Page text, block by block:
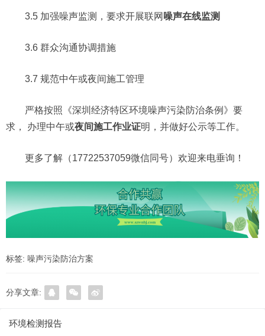
3.5 加强噪声监测，要求开展联网 噪声在线监测
3.6 群众沟通协调措施
3.7 规范中午或夜间施工管理
严格按照《深圳经济特区环境噪声污染防治条例》要
求， 办理中午或夜间施工作业证明，并做好公示等工作。
更多了解（17722537059微信同号）欢迎来电垂询！
标签: 噪声污染防治方案
分享文章:
环境检测报告